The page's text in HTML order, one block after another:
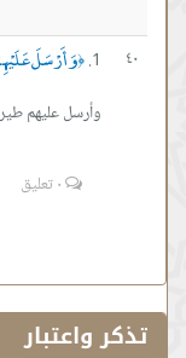
٤٠ ﴿وَأَرْسَلَ
وأرسل عليهم
٠تعليق
تذكر واعتبار